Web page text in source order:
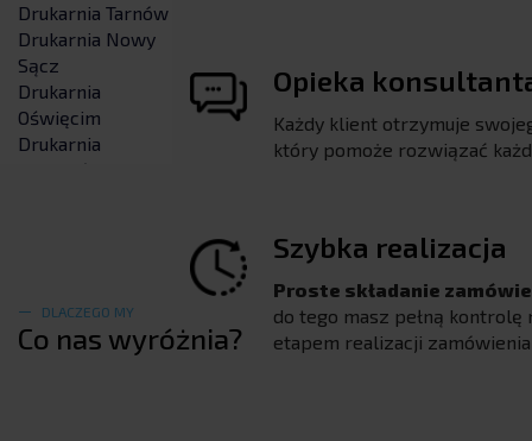
Drukarnia Tarnów
Drukarnia Nowy
Sącz
Drukarnia
Oświęcim
Drukarnia
Drukarnia Gorlice
Drukarnia
Trzebinia
DLACZEGO MY
Co nas wyróżnia?
Opieka
Każdy klient otrzymuje
który pomoże rozwiązać
Szybka realizacja
Proste składanie
do tego masz pełną kontrolę
etapem realizacji zamówienia